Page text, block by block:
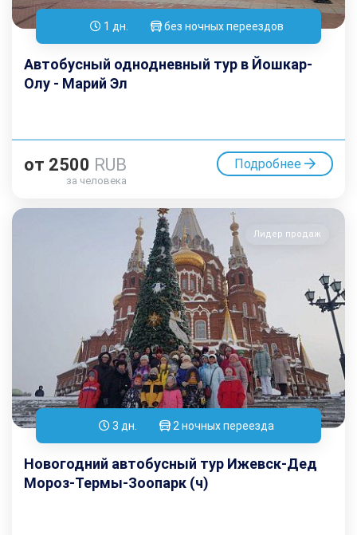
1 дн. без ночных переездов
Автобусный однодневный тур в Йошкар-
Олу - Марий Эл
от 2500 RUB
за человека
Подробнее
Лидер продаж
3 дн. 2 ночных переезда
Новогодний автобусный тур Ижевск-Дед
Мороз-Термы-Зоопарк (ч)